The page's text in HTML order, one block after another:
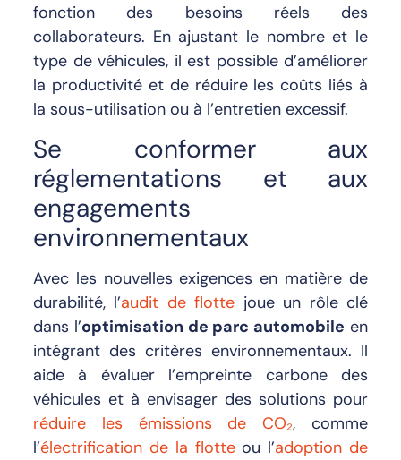
fonction des besoins réels des
collaborateurs. En ajustant le nombre et le
type de véhicules, il est possible d’améliorer
la productivité et de réduire les coûts liés à
la sous-utilisation ou à l’entretien excessif.
Se conformer aux
réglementations et aux
engagements
environnementaux
Avec les nouvelles exigences en matière de
durabilité, l’audit de flotte joue un rôle clé
dans l’optimisation de parc automobile en
intégrant des critères environnementaux. Il
aide à évaluer l’empreinte carbone des
véhicules et à envisager des solutions pour
réduire les émissions de CO₂, comme
l’électrification de la flotteou l’adoption de